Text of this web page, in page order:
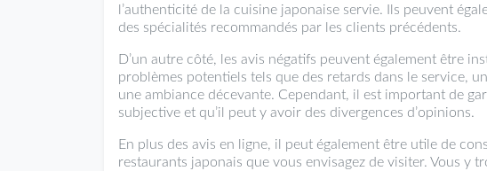
l’authenticité de la cuisine japonaise servie. Ils peuvent
des spécialités recommandés par les clients précédents.
D’un autre côté, les avis négatifs peuvent également être
problèmes potentiels tels que des retards dans le service,
une ambiance décevante. Cependant, il est important de
subjective et qu’il peut y avoir des divergences d’opinions.
En plus des avis en ligne, il peut également être utile de
restaurants japonais que vous envisagez de visiter. Vous y